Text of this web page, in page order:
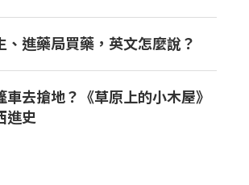
、進藥局買藥，英文怎麼說？
車去搶地？《草原上的小木屋》
進史